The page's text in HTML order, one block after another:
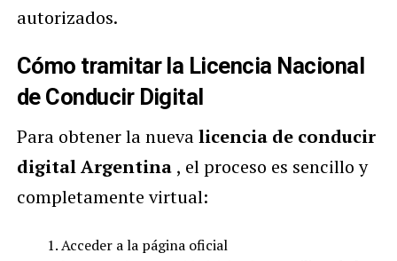
autorizados.
Cómo tramitar la Licencia Nacional
de Conducir Digital
Para obtener la nuevalicencia de conducir
digital Argentina , el proceso es sencillo y
completamente virtual:
Acceder a la página oficial